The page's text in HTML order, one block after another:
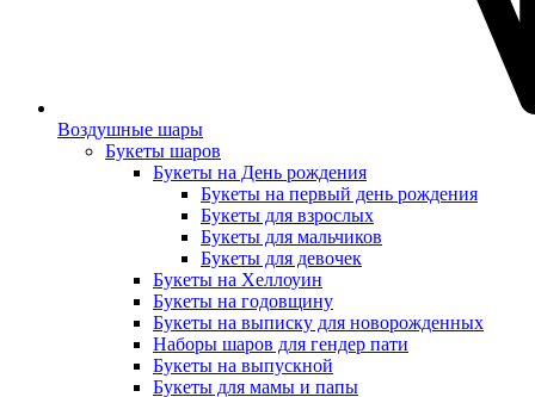
Воздушные шары
Букеты шаров
Букеты на День рождения
Букеты на первый день рождения
Букеты для взрослых
Букеты для мальчиков
Букеты для девочек
Букеты на Хеллоуин
Букеты на годовщину
Букеты на выписку для новорожденных
Наборы шаров для гендер пати
Букеты на выпускной
Букеты для мамы и папы